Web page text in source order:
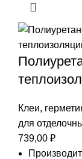
Клеи,
для
739,00 ₽